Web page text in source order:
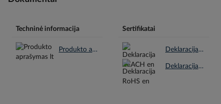
Techninė informacija
Produkto aprašymas lt.pdf
Sertifikatai
Deklaracija REACH en.pdf
Deklaracija RoHS en.pdf